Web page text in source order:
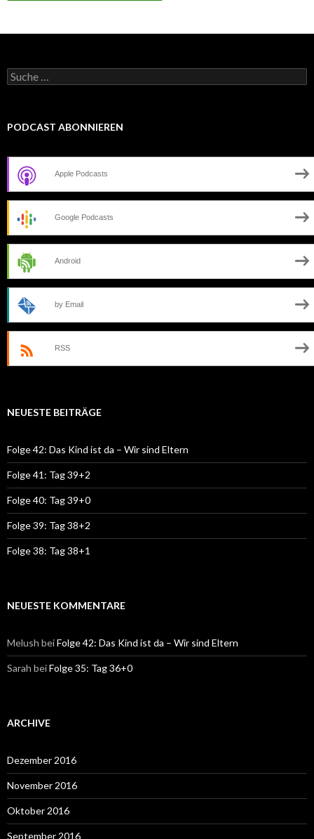
Suche
nach:
PODCAST ABONNIEREN
Apple Podcasts
Google Podcasts
Android
by Email
RSS
NEUESTE BEITRÄGE
Folge 42: Das Kind ist da – Wir sind Eltern
Folge 41: Tag 39+2
Folge 40: Tag 39+0
Folge 39: Tag 38+2
Folge 38: Tag 38+1
NEUESTE KOMMENTARE
Melush beiFolge 42: Das Kind ist da – Wir sind Eltern
Sarah beiFolge 35: Tag 36+0
ARCHIVE
Dezember 2016
November 2016
Oktober 2016
September 2016